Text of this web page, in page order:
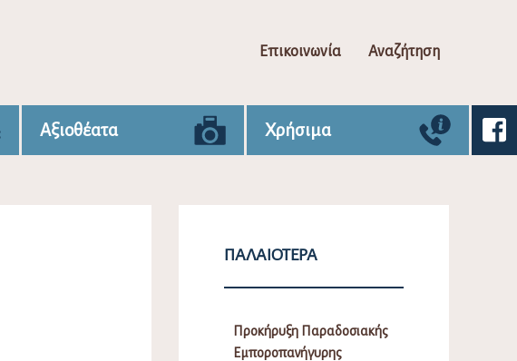
Επικοινωνία Αναζήτηση
Αξιοθέατα Χρήσιμα
ΠΑΛΑΙΌΤΕΡΑ
Προκήρυξη Παραδοσιακής
Εμποροπανήγυρης